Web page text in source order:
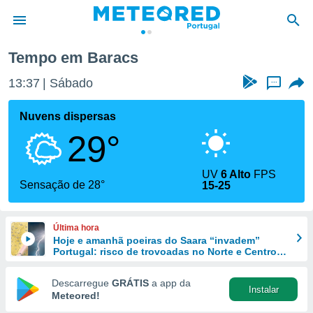
da
foi
fornecidas
a este
das
e
forma
digital
Tempo em Baracs
13:37 Sábado ...
Nuvens dispersas
29°
Sensação de 28°
UV6 Alto FPS
15-25
Última hora
Hoje e amanhã poeiras do Saara “invadem”
Portugal: risco de trovoadas no Norte e Centro
Descarregue GRÁTIS a app da
Meteored!
Instalar